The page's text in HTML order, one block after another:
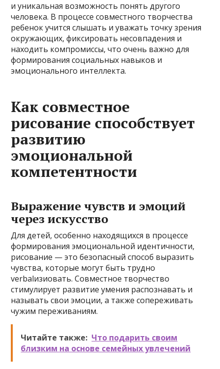
и уникальная возможность понять другого
человека. В процессе совместного творчества
ребенок учится слышать и уважать точку зрения
окружающих, фиксировать несовпадения и
находить компромиссы, что очень важно для
формирования социальных навыков и
эмоционального интеллекта.
Как совместное
рисование способствует
развитию
эмоциональной
компетентности
Выражение чувств и эмоций
через искусство
Для детей, особенно находящихся в процессе
формирования эмоциональной идентичности,
рисование — это безопасный способ выразить
чувства, которые могут быть трудно
verbalизиовать. Совместное творчество
стимулирует развитие умения распознавать и
называть свои эмоции, а также сопереживать
чужим переживаниям.
Читайте также: Что подарить своим
близким на основе семейных увлечений